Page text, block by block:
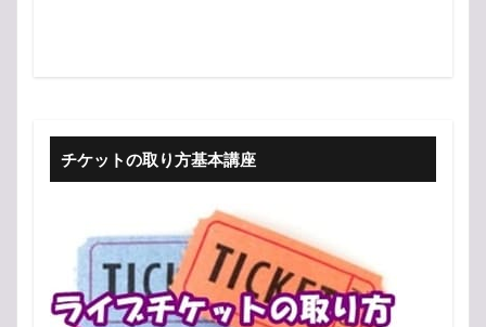
チケットの取り方基本講座